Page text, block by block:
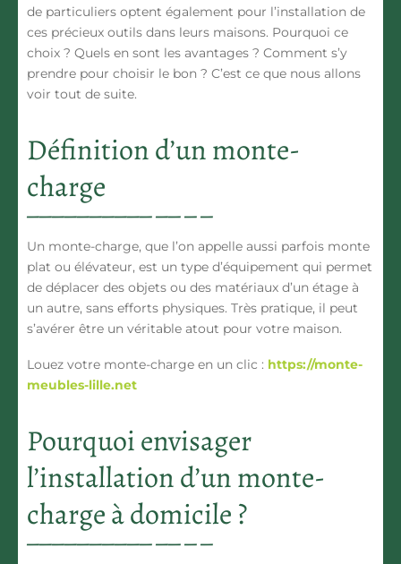
de particuliers optent également pour l’installation de
ces précieux outils dans leurs maisons. Pourquoi ce
choix ? Quels en sont les avantages ? Comment s’y
prendre pour choisir le bon ? C’est ce que nous allons
voir tout de suite.
Définition d’un monte-
charge
Un monte-charge, que l’on appelle aussi parfois monte
plat ou élévateur, est un type d’équipement qui permet
de déplacer des objets ou des matériaux d’un étage à
un autre, sans efforts physiques. Très pratique, il peut
s’avérer être un véritable atout pour votre maison.
Louez votre monte-charge en un clic : https://monte-
meubles-lille.net
Pourquoi envisager
l’installation d’un monte-
charge à domicile ?